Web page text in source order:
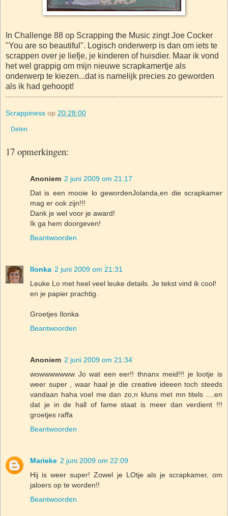
In Challenge 88 op Scrapping the Music zingt Joe Cocker
"You are so beautiful". Logisch onderwerp is dan om iets te
scrappen over je liefje, je kinderen of huisdier. Maar ik vond
het wel grappig om mijn nieuwe scrapkamertje als
onderwerp te kiezen...dat is namelijk precies zo geworden
als ik had gehoopt!
Scrappiness op 20:28:00
Delen
17 opmerkingen:
Anoniem 2 juni 2009 om 21:17
Dat is een mooie lo gewordenJolanda,en die scrapkamer
mag er ook zijn!!!
Dank je wel voor je award!
Ik ga hem doorgeven!
Beantwoorden
Ilonka 2 juni 2009 om 21:31
Leuke Lo met heel veel leuke details. Je tekst vind ik cool!
en je papier prachtig.
Groetjes Ilonka
Beantwoorden
Anoniem 2 juni 2009 om 21:34
wowwwwwww Jo wat een eer!! thnanx meid!!! je lootje is
weer super , waar haal je die creative ideeen toch steeds
vandaan haha voel me dan zo,n kluns met mn titels ....en
dat je in de hall of fame staat is meer dan verdient !!!
groetjes raffa
Beantwoorden
Marieke 2 juni 2009 om 22:09
Hij is weer super! Zowel je LOtje als je scrapkamer, om
jaloers op te worden!!
Beantwoorden